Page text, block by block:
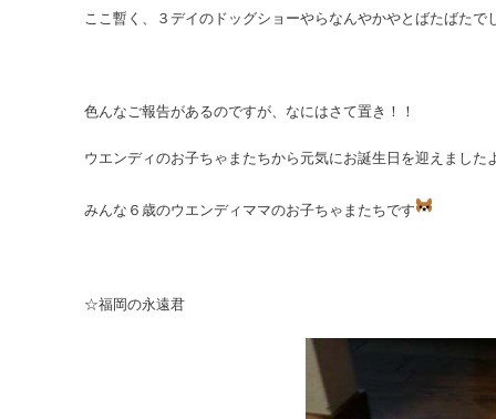
ここ暫く、３デイのドッグショーやらなんやかやとばたばた
色んなご報告があるのですが、なにはさて置き！！
ウエンディのお子ちゃまたちから元気にお誕生日を迎えまし
みんな６歳のウエンディママのお子ちゃまたちです
☆福岡の永遠君